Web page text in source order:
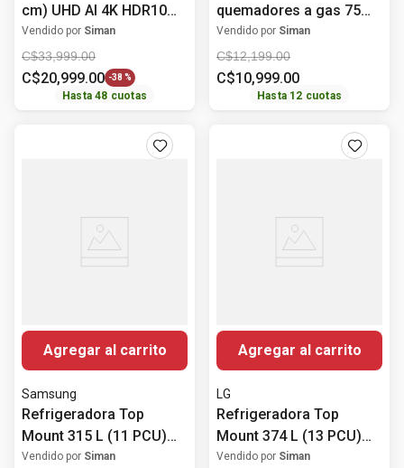
cm) UHD AI 4K HDR10
Pro 55UA8000PSB
Vendido por Siman
C$33,999.00
C$20,999.00 -38 %
Hasta48 cuotas
quemadores a gas 75
cm (30") WP3040S
Whirlpool
Vendido por Siman
C$12,199.00
C$10,999.00
Hasta 12 cuotas
Agregar al carrito
Samsung
Refrigeradora Top
Mount 315 L (11 PCU)
Digital Inverter
Vendido por Siman
Agregar al carrito
LG
Refrigeradora Top
Mount 374 L (13 PCU)
Inverter VT38WPP LG
Vendido por Siman